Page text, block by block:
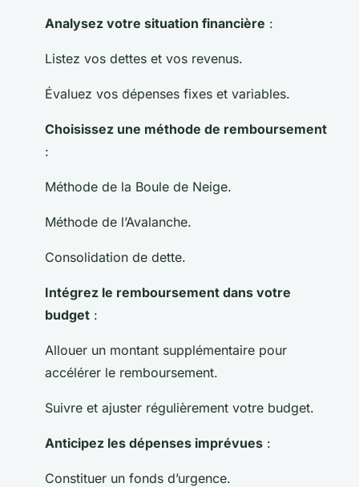
Analysez votre situation financière :
Listez vos dettes et vos revenus.
Évaluez vos dépenses fixes et variables.
Choisissez une méthode de remboursement
:
Méthode de la Boule de Neige.
Méthode de l’Avalanche.
Consolidation de dette.
Intégrez le remboursement dans votre
budget :
Allouer un montant supplémentaire pour
accélérer le remboursement.
Suivre et ajuster régulièrement votre budget.
Anticipez les dépenses imprévues :
Constituer un fonds d’urgence.